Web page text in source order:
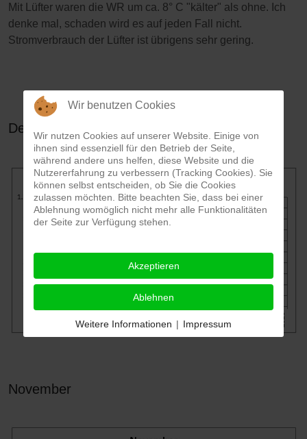
Mit Lüfter waren die WR um ca. 8° C "kälter" als ohne. Ich
denke mal, schaden wird es auf jeden Fall nicht.
Stromverbrauch der Lüfter ist übrigens sehr gering.
Dezember
November
Wir benutzen Cookies
Wir nutzen Cookies auf unserer Website. Einige von
ihnen sind essenziell für den Betrieb der Seite,
während andere uns helfen, diese Website und die
Nutzererfahrung zu verbessern (Tracking Cookies). Sie
können selbst entscheiden, ob Sie die Cookies
zulassen möchten. Bitte beachten Sie, dass bei einer
Ablehnung womöglich nicht mehr alle Funktionalitäten
der Seite zur Verfügung stehen.
Akzeptieren
Ablehnen
Weitere Informationen | Impressum